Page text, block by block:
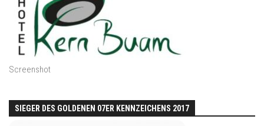
Screenshot
SIEGER DES GOLDENEN 07ER KENNZEICHENS 2017